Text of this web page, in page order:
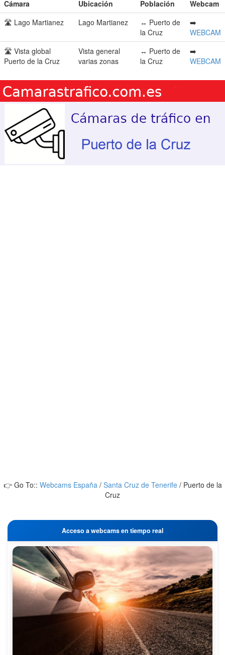
Cámara Ubicación Población
Webcam
🛣️ Lago Martianez
Lago Martianez
↔️ Puerto de
la Cruz
➡️
WEBCAM
🛣️ Vista global
Puerto de la Cruz
Vista general
varias zonas
↔️ Puerto de
la Cruz
➡️
WEBCAM
👉 Go To:: Webcams España/ Santa Cruz de Tenerife/ Puerto de la
Cruz
Acceso a webcams en tiempo real